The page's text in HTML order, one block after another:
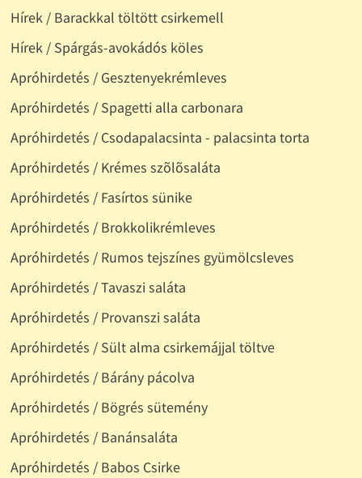
Hírek / Barackkal töltött csirkemell
Hírek / Spárgás-avokádós köles
Apróhirdetés / Gesztenyekrémleves
Apróhirdetés / Spagetti alla carbonara
Apróhirdetés / Csodapalacsinta - palacsinta torta
Apróhirdetés / Krémes szõlõsaláta
Apróhirdetés / Fasírtos sünike
Apróhirdetés / Brokkolikrémleves
Apróhirdetés / Rumos tejszínes gyümölcsleves
Apróhirdetés / Tavaszi saláta
Apróhirdetés / Provanszi saláta
Apróhirdetés / Sült alma csirkemájjal töltve
Apróhirdetés / Bárány pácolva
Apróhirdetés / Bögrés sütemény
Apróhirdetés / Banánsaláta
Apróhirdetés / Babos Csirke